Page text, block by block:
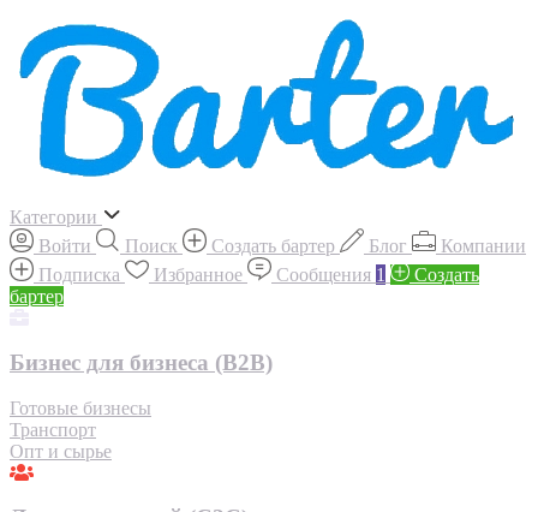
Категории
Войти
Поиск Создать бартер Блог
Компании
Подписка
Избранное Сообщения 1
Создать
бартер
Бизнес для бизнеса (B2B)
Готовые бизнесы
Транспорт
Опт и сырье